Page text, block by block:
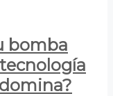
bomba